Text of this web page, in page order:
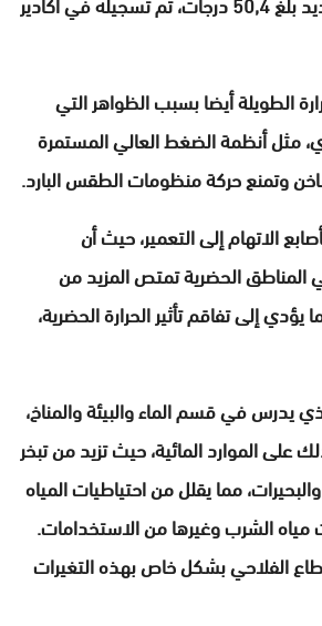
الطويلة أيضا بسبب الظواهر التي
مثل أنظمة الضغط العالي المستمرة
وتمنع حركة منظومات الطقس البارد.
الاتهام إلى التعمير، حيث أن
الحضرية تمتص المزيد من
يؤدي إلى تفاقم تأثير الحرارة الحضرية،
يدرس في قسم الماء والبيئة والمناخ،
على الموارد المائية، حيث تزيد من تبخر
مما يقلل من احتياطيات المياه
مياه الشرب وغيرها من الاستخدامات.
الفلاحي بشكل خاص بهذه التغيرات